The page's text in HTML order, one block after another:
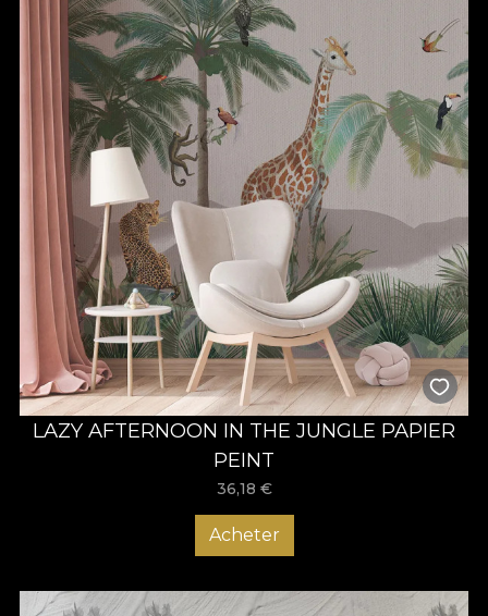
LAZY AFTERNOON IN THE JUNGLE PAPIER
PEINT
36,18 €
Acheter